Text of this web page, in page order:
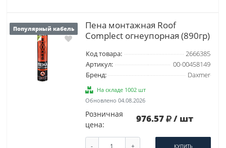
Популярный кабель
Пена монтажная Roof
Complect огнеупорная (890гр)
Код товара:
2666385
Артикул:
00-00458149
Бренд:
Daxmer
На складе 1002 шт
Обновлено 04.08.2026
Розничная
цена:
976.57 / шт
- + КУПИТЬ